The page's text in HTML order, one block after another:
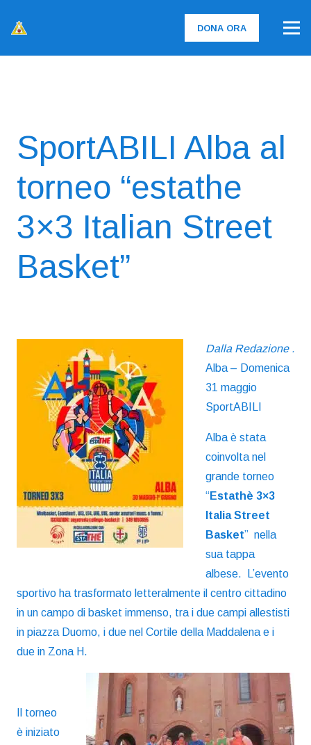
DONA ORA
SportABILI Alba al
torneo “estathe
3×3 Italian Street
Basket”
Dalla Redazione .
Alba – Domenica
31 maggio
SportABILI
Alba è stata
coinvolta nel
grande torneo
“Estathè 3×3
Italia Street
Basket” nella
sua tappa
albese. L’evento
sportivo ha trasformato letteralmente il centro cittadino
in un campo di basket immenso, tra i due campi allestisti
in piazza Duomo, i due nel Cortile della Maddalena e i
due in Zona H.
Il torneo
è iniziato